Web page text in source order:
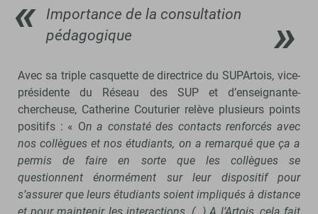
Importance de la consultation
pédagogique
Avec sa triple casquette de directrice du SUPArtois, vice-
présidente du Réseau des SUP et d’enseignante-
chercheuse, Catherine Couturier relève plusieurs points
positifs : « On a constaté des contacts renforcés avec
nos collègues et nos étudiants, on a remarqué que ça a
permis de faire en sorte que les collègues se
questionnent énormément sur leur dispositif pour
s’assurer que leurs étudiants soient impliqués à distance